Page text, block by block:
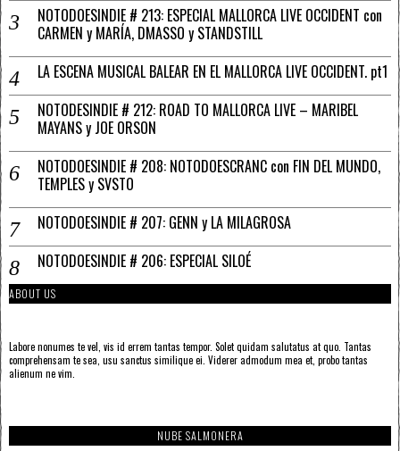
NOTODOESINDIE # 213: ESPECIAL MALLORCA LIVE OCCIDENT con
CARMEN y MARÍA, DMASSO y STANDSTILL
LA ESCENA MUSICAL BALEAR EN EL MALLORCA LIVE OCCIDENT. pt1
NOTODESINDIE # 212: ROAD TO MALLORCA LIVE – MARIBEL
MAYANS y JOE ORSON
NOTODOESINDIE # 208: NOTODOESCRANC con FIN DEL MUNDO,
TEMPLES y SVSTO
NOTODOESINDIE # 207: GENN y LA MILAGROSA
NOTODOESINDIE # 206: ESPECIAL SILOÉ
ABOUT US
Labore nonumes te vel, vis id errem tantas tempor. Solet quidam salutatus at quo. Tantas
comprehensam te sea, usu sanctus similique ei. Viderer admodum mea et, probo tantas
alienum ne vim.
NUBE SALMONERA